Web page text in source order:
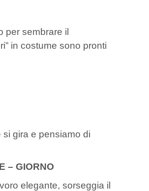
per sembrare il
in costume sono pronti
gira e pensiamo di
– GIORNO
elegante, sorseggia il